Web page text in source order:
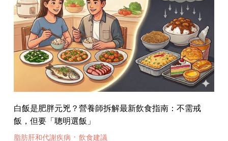
白飯是肥胖元兇？營養師拆解最新飲食指南：不需戒
飯，但要「聰明選飯」
脂肪肝和代謝疾病 · 飲食建議